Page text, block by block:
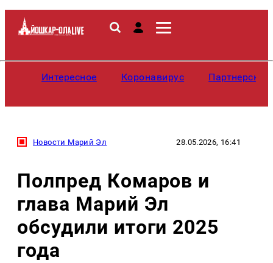
Интересное Коронавирус
Новости Марий Эл 28.05.2026, 16:41
Полпред Комаров и
глава Марий Эл
обсудили итоги 2025
года